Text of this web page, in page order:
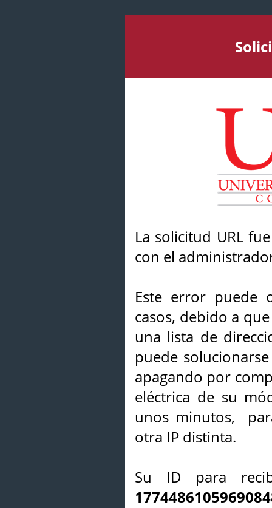
La solicitud URL
con el
Este error puede
casos, debido a
una lista de
puede
apagando por
eléctrica de su
unos minutos,
otra IP distinta.
Su ID para